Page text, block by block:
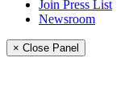
Join Press List
Newsroom
× Close Panel